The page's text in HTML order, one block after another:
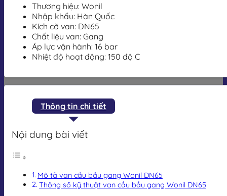
Thương hiệu: Wonil
Nhập khẩu: Hàn Quốc
Kích cỡ van: DN65
Chất liệu van: Gang
Áp lực vận hành: 16 bar
Nhiệt độ hoạt động: 150 độ C
Thông tin chi tiết
Nội dung bài viết
Mô tả van cầu bầu gang Wonil DN65
Thông số kỹ thuật van cầu bầu gang Wonil DN65